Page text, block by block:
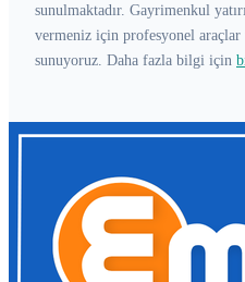
sunulmaktadır. Gayrimenkul
vermeniz için profesyonel araçlar
sunuyoruz. Daha fazla bilgi için